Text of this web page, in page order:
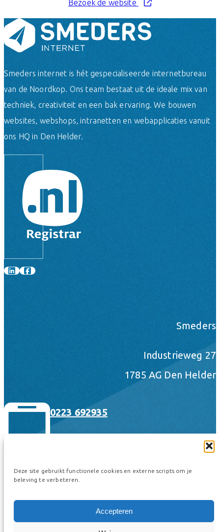
Deze site gebruikt functionele cookies en externe scripts om je
beleving te verbeteren.
Accepteren
Bezoek de website
Smeders internet is hét gespecialiseerde internetbureau
van de Noordkop. Ons team bestaat uit de ideale mix van
techniek, creativiteit en een bak ervaring. We bouwen
websites, webshops, intranetten en webapplicaties vanuit
ons HQ in Den Helder.
Smeders
Industrieweg 27
1785 AG Den Helder
0223 692935